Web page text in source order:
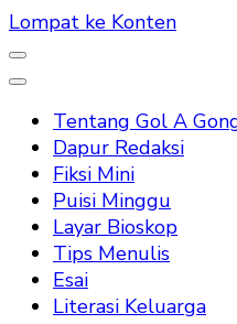
Lompat ke Konten
Tentang Gol A
Dapur Redaksi
Fiksi Mini
Puisi Minggu
Layar Bioskop
Tips Menulis
Esai
Literasi Keluarga